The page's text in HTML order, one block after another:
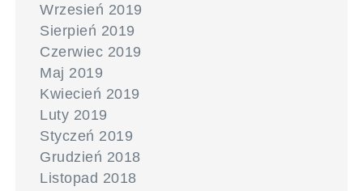
Wrzesień 2019
Sierpień 2019
Czerwiec 2019
Maj 2019
Kwiecień 2019
Luty 2019
Styczeń 2019
Grudzień 2018
Listopad 2018